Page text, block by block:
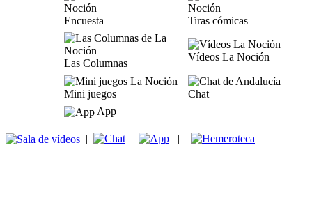
Encuesta Tiras cómicas
Las Columnas
Vídeos La Noción
Mini juegos
Chat
App
| | |